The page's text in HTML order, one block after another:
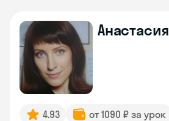
Анастасия
4.93
от 1090 ₽ за урок